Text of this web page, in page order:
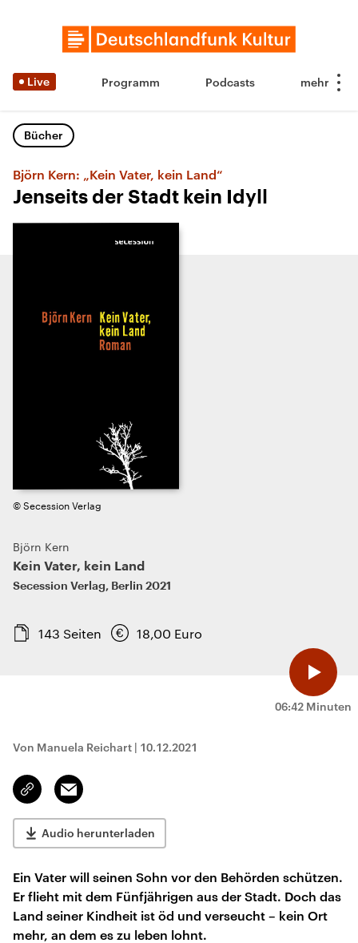
Live Programm Podcasts
Bücher
Björn Kern: „Kein Vater, kein Land“
Jenseits der Stadt kein Idyll
06:42 Minuten
© Secession Verlag
Björn Kern
Kein Vater, kein Land
Secession Verlag, Berlin 2021
143 Seiten 18,00 Euro
Von Manuela Reichart | 10.12.2021
Link
kopieren/teilen
Email
Audio herunterladen
Ein Vater will seinen Sohn vor den Behörden schützen.
Er flieht mit dem Fünfjährigen aus der Stadt. Doch das
Land seiner Kindheit ist öd und verseucht – kein Ort
mehr, an dem es zu leben lohnt.